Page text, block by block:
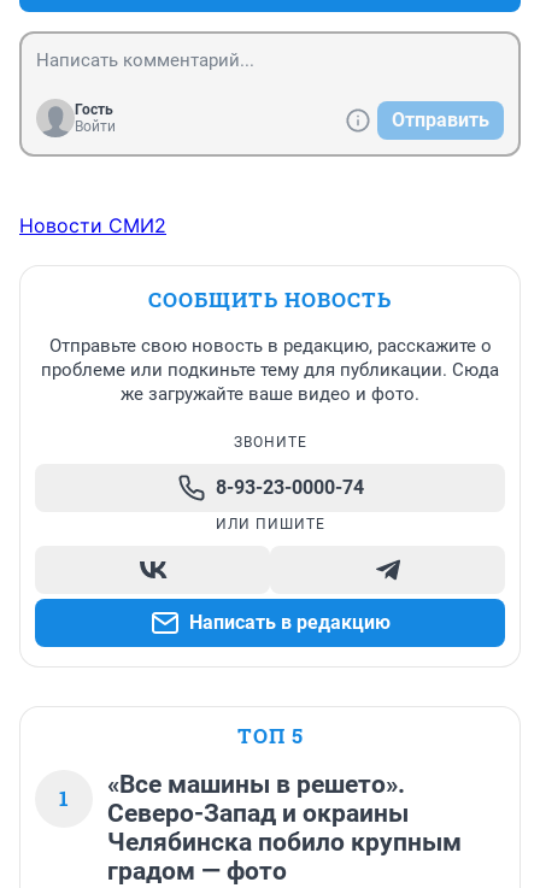
Гость
Войти
Отправить
Новости СМИ2
СООБЩИТЬ НОВОСТЬ
Отправьте свою новость в редакцию, расскажите о
проблеме или подкиньте тему для публикации. Сюда
же загружайте ваше видео и фото.
ЗВОНИТЕ
8-93-23-0000-74
ИЛИ ПИШИТЕ
Написать в редакцию
ТОП 5
1
«Все машины в решето».
Северо-Запад и окраины
Челябинска побило крупным
градом — фото